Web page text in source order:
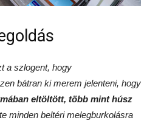
a szlogent, hogy
bátran ki merem jelenteni, hogy
eltöltött, több mint húsz
minden beltéri melegburkolásra